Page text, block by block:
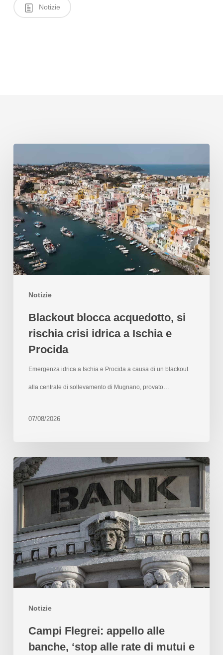
Notizie
Notizie
Blackout blocca acquedotto, si
rischia crisi idrica a Ischia e
Procida
Emergenza idrica a Ischia e Procida a causa di un blackout
alla centrale di sollevamento di Mugnano, provato…
07/08/2026
Notizie
Campi Flegrei: appello alle
banche, ‘stop alle rate di mutui e